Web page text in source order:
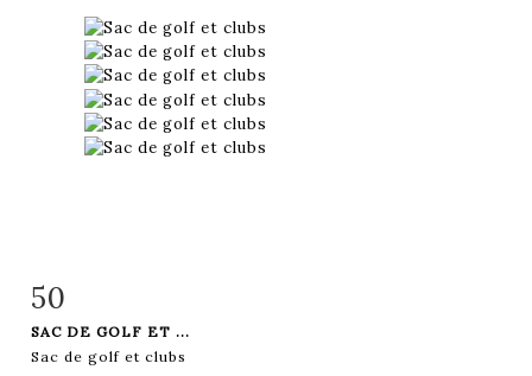
Fiche détaillée
50
SAC DE GOLF ET ...
Sac de golf et clubs